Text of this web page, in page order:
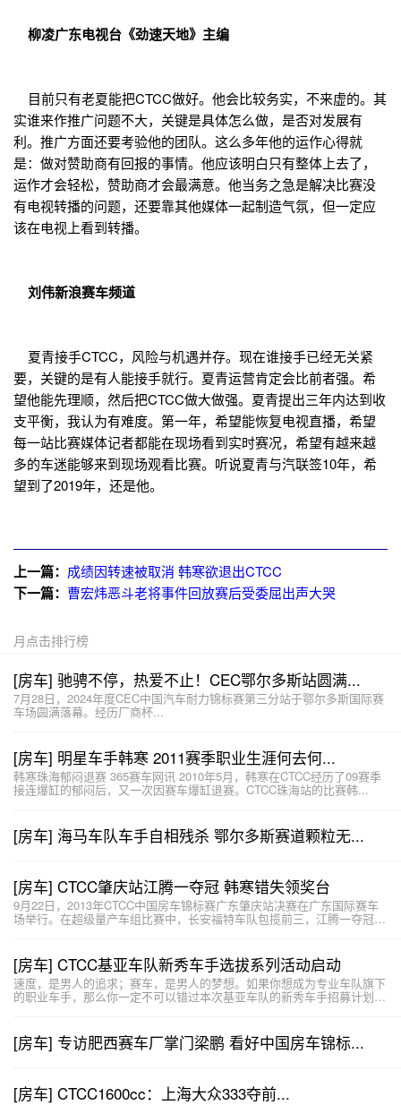
柳凌广东电视台《劲速天地》主编
目前只有老夏能把CTCC做好。他会比较务实，不来虚的。其
实谁来作推广问题不大，关键是具体怎么做，是否对发展有
利。推广方面还要考验他的团队。这么多年他的运作心得就
是：做对赞助商有回报的事情。他应该明白只有整体上去了，
运作才会轻松，赞助商才会最满意。他当务之急是解决比赛没
有电视转播的问题，还要靠其他媒体一起制造气氛，但一定应
该在电视上看到转播。
刘伟新浪赛车频道
夏青接手CTCC，风险与机遇并存。现在谁接手已经无关紧
要，关键的是有人能接手就行。夏青运营肯定会比前者强。希
望他能先理顺，然后把CTCC做大做强。夏青提出三年内达到收
支平衡，我认为有难度。第一年，希望能恢复电视直播，希望
每一站比赛媒体记者都能在现场看到实时赛况，希望有越来越
多的车迷能够来到现场观看比赛。听说夏青与汽联签10年，希
望到了2019年，还是他。
上一篇： 成绩因转速被取消 韩寒欲退出CTCC
下一篇： 曹宏炜恶斗老将事件回放赛后受委屈出声大哭
月点击排行榜
[房车] 驰骋不停，热爱不止！CEC鄂尔多斯站圆满...
7月28日，2024年度CEC中国汽车耐力锦标赛第三分站于鄂尔多斯国际赛
车场圆满落幕。经历厂商杯...
[房车] 明星车手韩寒 2011赛季职业生涯何去何...
韩寒珠海郁闷退赛 365赛车网讯 2010年5月，韩寒在CTCC经历了09赛季
接连爆缸的郁闷后，又一次因赛车爆缸退赛。CTCC珠海站的比赛韩...
[房车] 海马车队车手自相残杀 鄂尔多斯赛道颗粒无...
[房车] CTCC肇庆站江腾一夺冠 韩寒错失领奖台
9月22日，2013年CTCC中国房车锦标赛广东肇庆站决赛在广东国际赛车
场举行。在超级量产车组比赛中，长安福特车队包揽前三，江腾一夺冠，
[房车] CTCC基亚车队新秀车手选拔系列活动启动
速度，是男人的追求；赛车，是男人的梦想。如果你想成为专业车队旗下
的职业车手，那么你一定不可以错过本次基亚车队的新秀车手招募计划！
[房车] 专访肥西赛车厂掌门梁鹏 看好中国房车锦标...
[房车] CTCC1600cc：上海大众333夺前...